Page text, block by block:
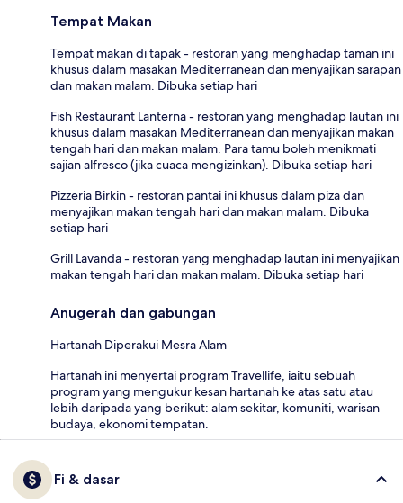
Tempat Makan
Tempat makan di tapak - restoran yang menghadap taman ini
khusus dalam masakan Mediterranean dan menyajikan sarapan
dan makan malam. Dibuka setiap hari
Fish Restaurant Lanterna - restoran yang menghadap lautan ini
khusus dalam masakan Mediterranean dan menyajikan makan
tengah hari dan makan malam. Para tamu boleh menikmati
sajian alfresco (jika cuaca mengizinkan). Dibuka setiap hari
Pizzeria Birkin - restoran pantai ini khusus dalam piza dan
menyajikan makan tengah hari dan makan malam. Dibuka
setiap hari
Grill Lavanda - restoran yang menghadap lautan ini menyajikan
makan tengah hari dan makan malam. Dibuka setiap hari
Anugerah dan gabungan
Hartanah Diperakui Mesra Alam
Hartanah ini menyertai program Travellife, iaitu sebuah
program yang mengukur kesan hartanah ke atas satu atau
lebih daripada yang berikut: alam sekitar, komuniti, warisan
budaya, ekonomi tempatan.
Fi & dasar